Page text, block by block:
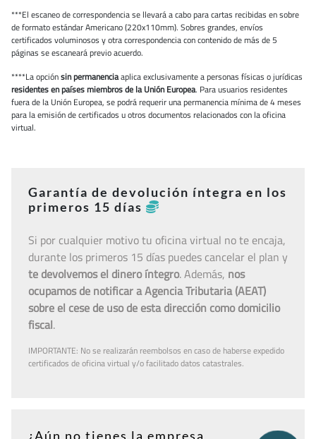
***El escaneo de correspondencia se llevará a cabo para cartas recibidas en sobre
de formato estándar Americano (220x110mm). Sobres grandes, envíos
certificados voluminosos y otra correspondencia con contenido de más de 5
páginas se escaneará previo acuerdo.
****La opciónsin permanenciaaplica exclusivamente a personas físicas o jurídicas
residentes en países miembros de la Unión Europea. Para usuarios residentes
fuera de la Unión Europea, se podrá requerir una permanencia mínima de 4 meses
para la emisión de certificados u otros documentos relacionados con la oficina
virtual.
Garantía de devolución íntegra en los
primeros 15 días
Si por cualquier motivo tu oficina virtual no te encaja,
durante los primeros 15 días puedes cancelar el plan y
te devolvemos el dinero íntegro. Además, nos
ocupamos de notificar a Agencia Tributaria (AEAT)
sobre el cese de uso de esta dirección como domicilio
fiscal.
IMPORTANTE: No se realizarán reembolsos en caso de haberse expedido
certificados de oficina virtual y/o facilitado datos catastrales.
¿Aún no tienes la empresa